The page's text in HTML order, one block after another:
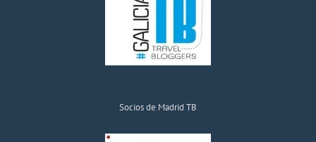
Socios de Madrid TB